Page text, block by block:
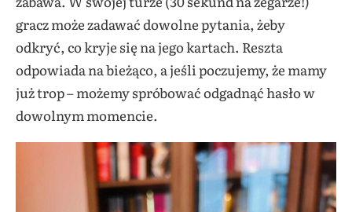
gracz może zadawać dowolne pytania, żeby
odkryć, co kryje się na jego kartach. Reszta
odpowiada na bieżąco, a jeśli poczujemy, że mamy
już trop – możemy spróbować odgadnąć hasło w
dowolnym momencie.